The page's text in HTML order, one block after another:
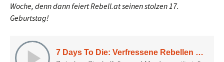
Woche, denn dann feiert Rebell.at seinen stolzen 17.
Geburtstag!